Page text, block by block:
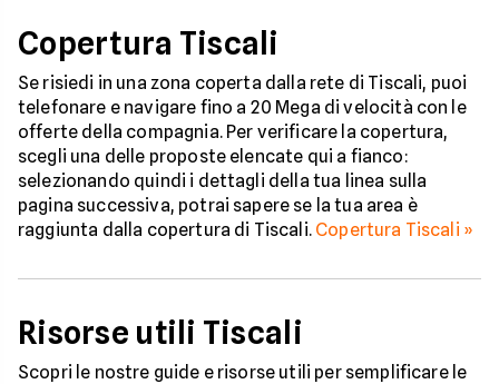
Copertura Tiscali
Se risiedi in una zona coperta dalla rete di Tiscali, puoi
telefonare e navigare fino a 20 Mega di velocità con le
offerte della compagnia. Per verificare la copertura,
scegli una delle proposte elencate qui a fianco:
selezionando quindi i dettagli della tua linea sulla
pagina successiva, potrai sapere se la tua area è
raggiunta dalla copertura di Tiscali. Copertura Tiscali »
Risorse utili Tiscali
Scopri le nostre guide e risorse utili per semplificare le